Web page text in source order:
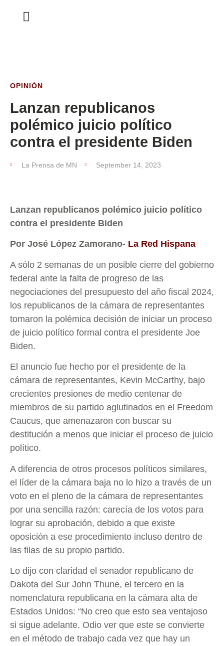
OPINIÓN
Lanzan republicanos
polémico juicio político
contra el presidente Biden
La Prensa de MN September 14, 2023
Lanzan republicanos polémico juicio político
contra el presidente Biden
Por José López Zamorano- La Red Hispana
A sólo 2 semanas de un posible cierre del gobierno
federal ante la falta de progreso de las
negociaciones del presupuesto del año fiscal 2024,
los republicanos de la cámara de representantes
tomaron la polémica decisión de iniciar un proceso
de juicio político formal contra el presidente Joe
Biden.
El anuncio fue hecho por el presidente de la
cámara de representantes, Kevin McCarthy, bajo
crecientes presiones de medio centenar de
miembros de su partido aglutinados en el Freedom
Caucus, que amenazaron con buscar su
destitución a menos que iniciar el proceso de juicio
político.
A diferencia de otros procesos políticos similares,
el líder de la cámara baja no lo hizo a través de un
voto en el pleno de la cámara de representantes
por una sencilla razón: carecía de los votos para
lograr su aprobación, debido a que existe
oposición a ese procedimiento incluso dentro de
las filas de su propio partido.
Lo dijo con claridad el senador republicano de
Dakota del Sur John Thune, el tercero en la
nomenclatura republicana en la cámara alta de
Estados Unidos: “No creo que esto sea ventajoso
si sigue adelante. Odio ver que este se convierte
en el método de trabajo cada vez que hay un